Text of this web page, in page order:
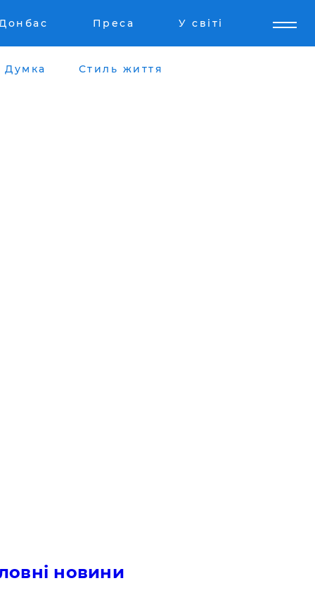
Преса У світі
Думка Стиль життя
новини